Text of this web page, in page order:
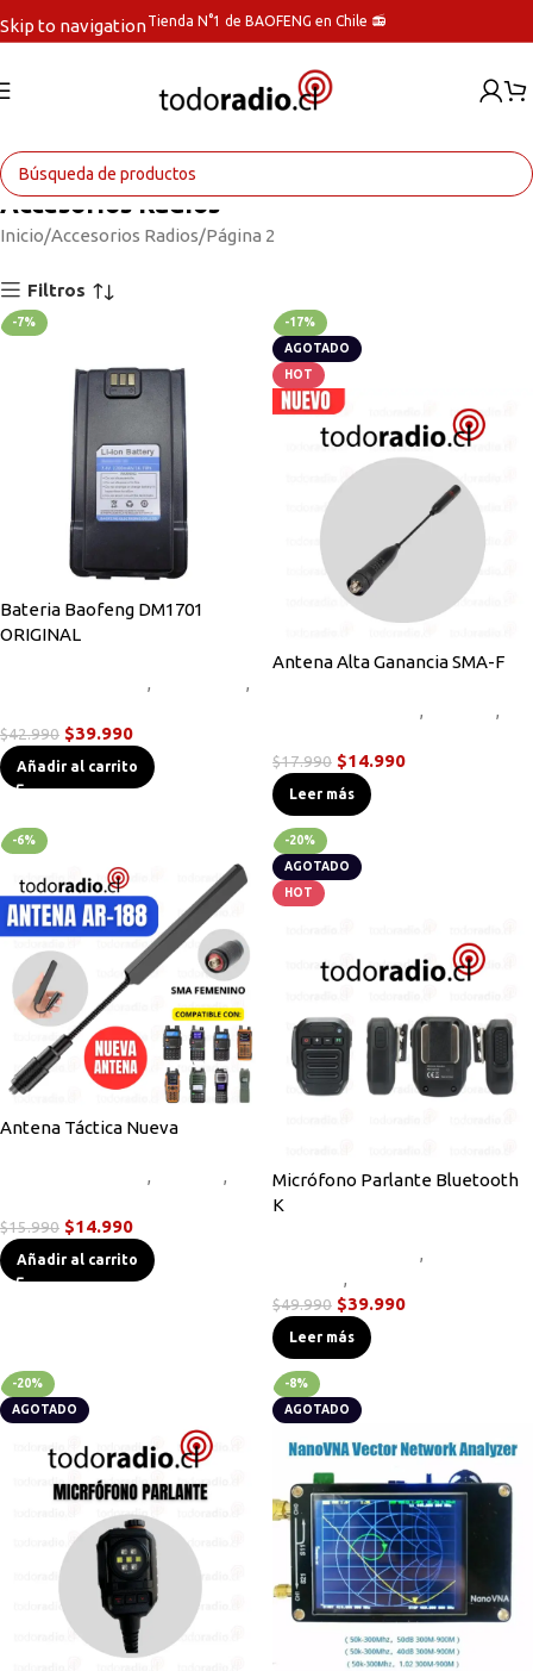
Skip to navigationTienda N°1 de BAOFENG en Chile 📻
Accesorios Radios
Inicio Accesorios Radios Página 2
Filtros
-7%
Bateria Baofeng DM1701
ORIGINAL
,
,
$42.990 $39.990
Añadir al carrito
-17%
AGOTADO
HOT
Antena Alta Ganancia SMA-F
,
,
$17.990 $14.990
Leer más
-6%
Antena Táctica Nueva
,
,
$15.990 $14.990
Añadir al carrito
-20%
AGOTADO
HOT
Micrófono Parlante Bluetooth
K
,
,
$49.990 $39.990
Leer más
-20%
AGOTADO
-8%
AGOTADO